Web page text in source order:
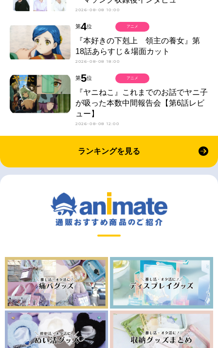
2026-08-08 10:00
第4位
『本好きの下剋上 領主の養女』第
18話あらすじ＆場面カット
2026-08-08 18:00
アニメ
第5位
『ヤニねこ』これまでのお話でヤニ子
が吸った本数中間報告会【第6話レビ
ュー】
2026-08-08 12:00
アニメ
ランキングを見る